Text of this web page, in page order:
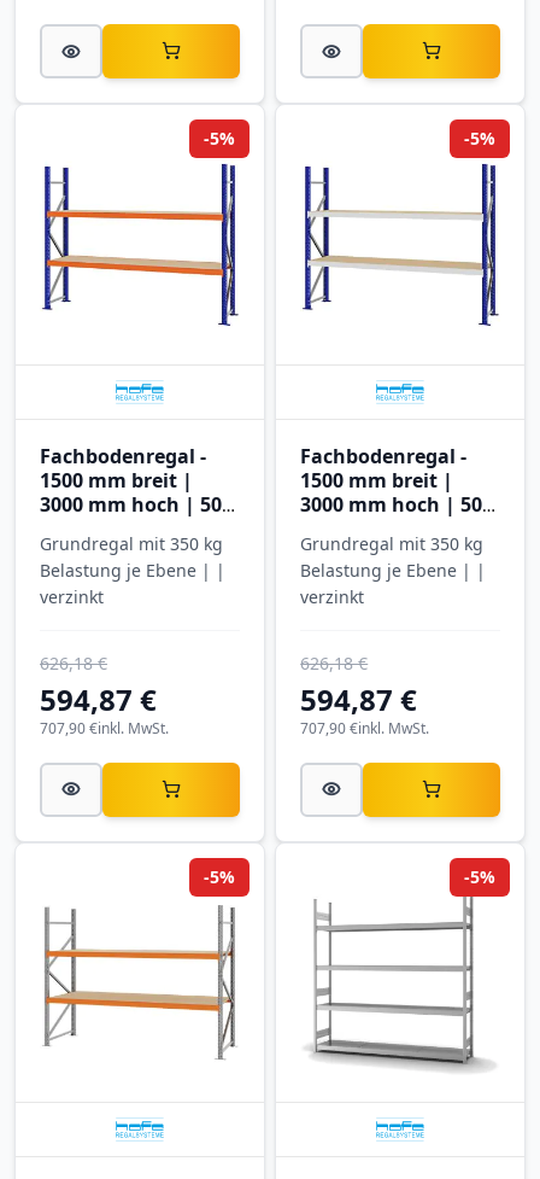
Fachbodenregal -
1500 mm breit |
3000 mm hoch | 500
Hofe Regalsysteme
Grundregal mit 350 kg
Belastung je Ebene | |
verzinkt
594,87 €
626,18 €
-5%
inkl. MwSt.
707,90 €
Fachbodenregal -
1500 mm breit |
3000 mm hoch | 500
Hofe Regalsysteme
Grundregal mit 350 kg
Belastung je Ebene | |
verzinkt
594,87 €
626,18 €
-5%
inkl. MwSt.
707,90 €
-5% -5%